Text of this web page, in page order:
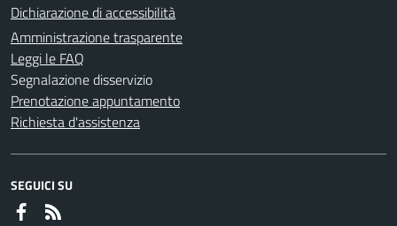
Dichiarazione di accessibilità
Amministrazione trasparente
Leggi le FAQ
Segnalazione disservizio
Prenotazione appuntamento
Richiesta d'assistenza
SEGUICI SU